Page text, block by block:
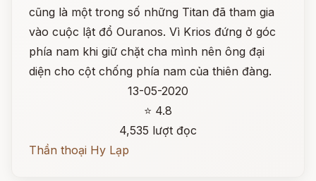
cũng là một trong số những Titan đã tham gia
vào cuộc lật đổ Ouranos. Vì Krios đứng ở góc
phía nam khi giữ chặt cha mình nên ông đại
diện cho cột chống phía nam của thiên đàng.
13-05-2020
⭐ 4.8
4,535 lượt đọc
Thần thoại Hy Lạp